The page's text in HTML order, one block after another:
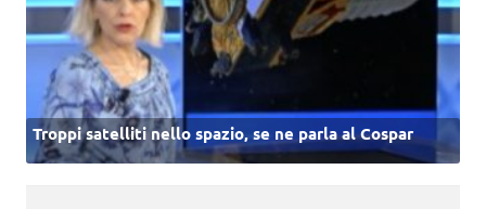
Troppi satelliti nello spazio, se ne parla al Cospar